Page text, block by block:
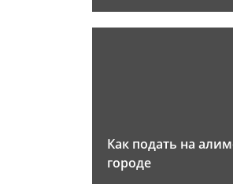
Как подать на
городе